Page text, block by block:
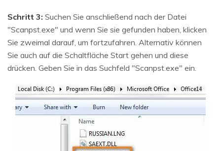
Schritt 3: Suchen Sie anschließend nach der Datei
"Scanpst.exe" und wenn Sie sie gefunden haben, klicken
Sie zweimal darauf, um fortzufahren. Alternativ können
Sie auch auf die Schaltfläche Start gehen und diese
drücken. Geben Sie in das Suchfeld "Scanpst.exe" ein.